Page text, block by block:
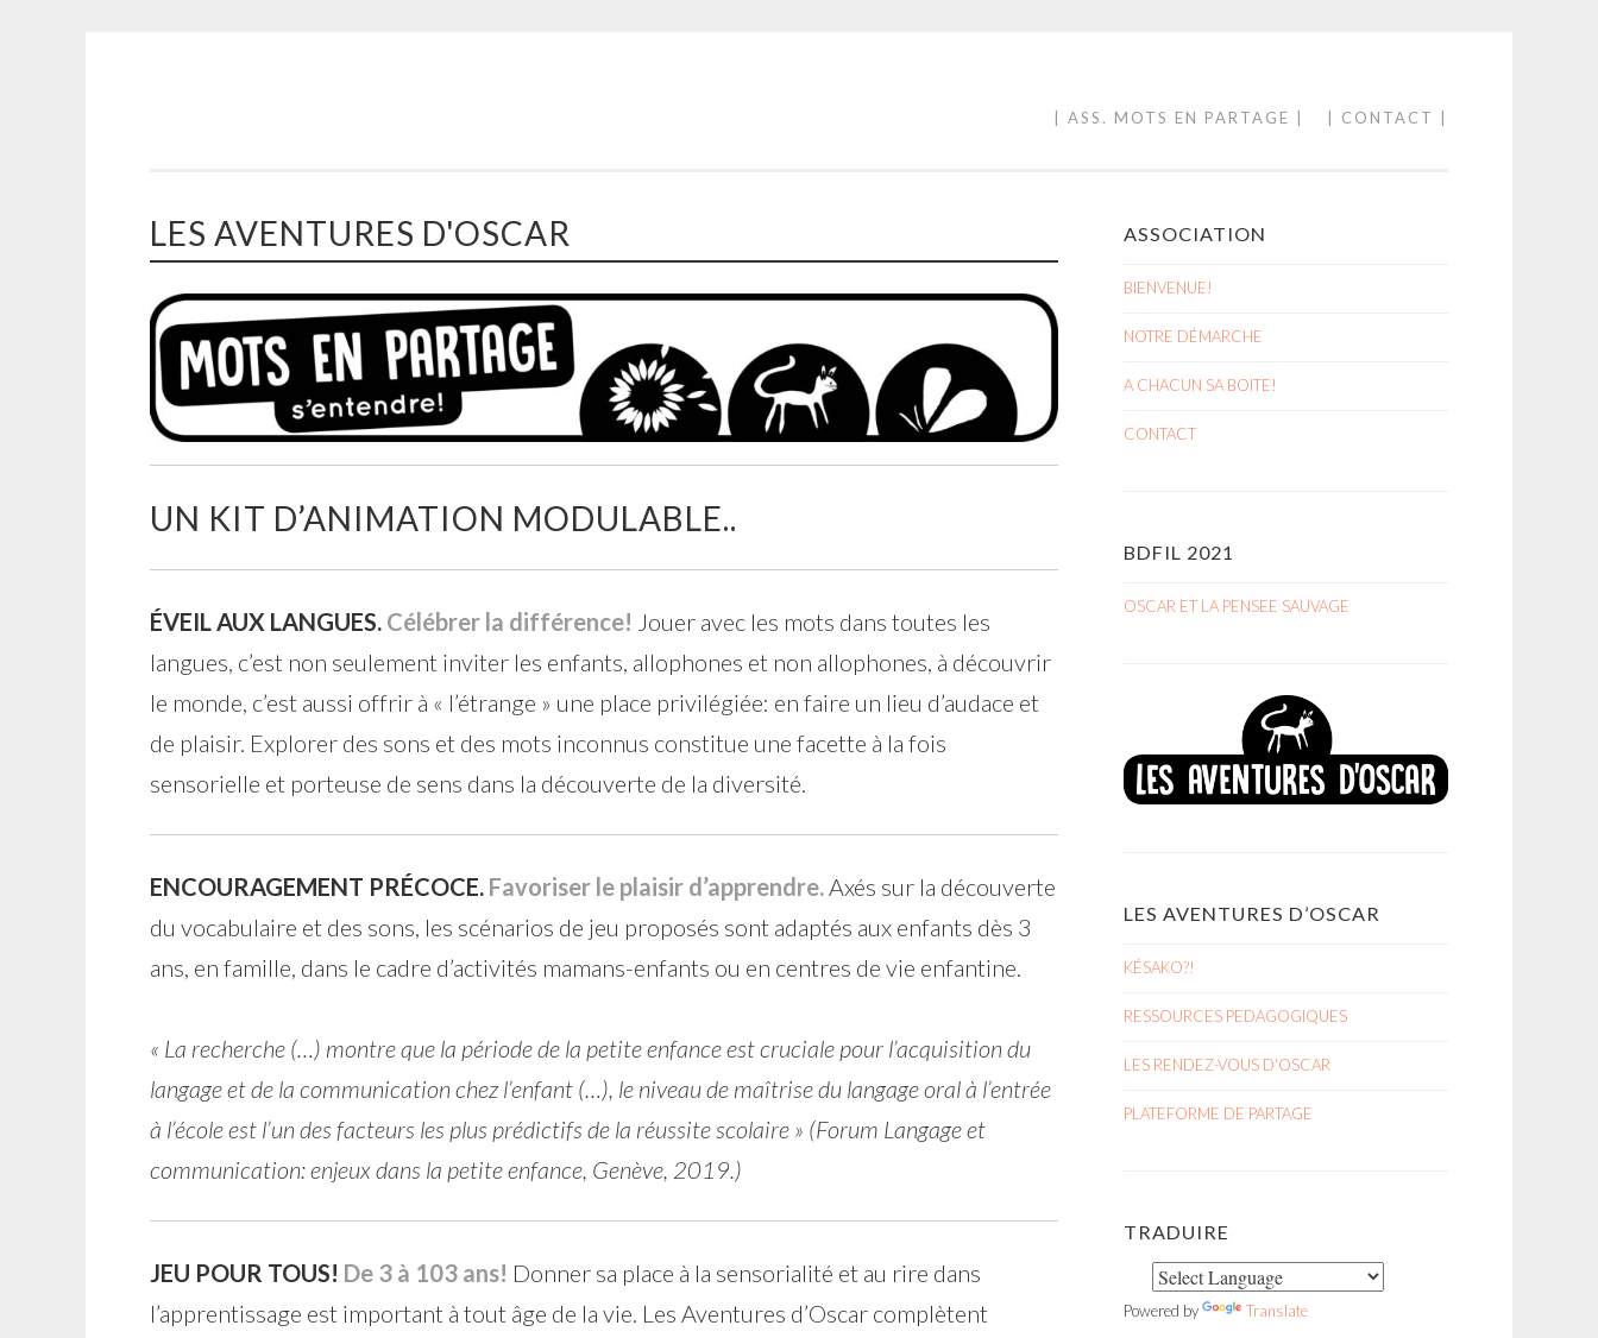
| ASS. MOTS EN PARTAGE | | CONTACT |
LES AVENTURES D'OSCAR
UN KIT D’ANIMATION MODULABLE..
ÉVEIL AUX LANGUES. Célébrer la différence! Jouer avec les mots dans toutes les
langues, c’est non seulement inviter les enfants, allophones et non allophones, à découvrir
le monde, c’est aussi offrir à « l’étrange » une place privilégiée: en faire un lieu d’audace et
de plaisir. Explorer des sons et des mots inconnus constitue une facette à la fois
sensorielle et porteuse de sens dans la découverte de la diversité.
ENCOURAGEMENT PRÉCOCE. Favoriser le plaisir d’apprendre.Axés sur la découverte
du vocabulaire et des sons, les scénarios de jeu proposés sont adaptés aux enfants dès 3
ans, en famille, dans le cadre d’activités mamans-enfants ou en centres de vie enfantine.
« La recherche (…) montre que la période de la petite enfance est cruciale pour l’acquisition du
langage et de la communication chez l’enfant (…), le niveau de maîtrise du langage oral à l’entrée
à l’école est l’un des facteurs les plus prédictifs de la réussite scolaire » (Forum Langage et
communication: enjeux dans la petite enfance, Genève, 2019.)
JEU POUR TOUS! De 3 à 103 ans! Donner sa place à la sensorialité et au rire dans
l’apprentissage est important à tout âge de la vie. Les Aventures d’Oscar complètent
ASSOCIATION
BIENVENUE!
NOTRE DÉMARCHE
A CHACUN SA BOITE!
CONTACT
BDFIL 2021
OSCAR ET LA PENSEE SAUVAGE
LES AVENTURES D’OSCAR
KÉSAKO?!
RESSOURCES PEDAGOGIQUES
LES RENDEZ-VOUS D'OSCAR
PLATEFORME DE PARTAGE
TRADUIRE
Powered by Translate